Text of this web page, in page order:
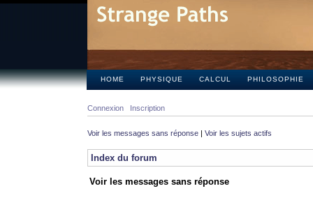
HOME PHYSIQUE CALCUL PHILOSOPHIE
Connexion Inscription
Voir les messages sans réponse | Voir les sujets actifs
Index du forum
Voir les messages sans réponse